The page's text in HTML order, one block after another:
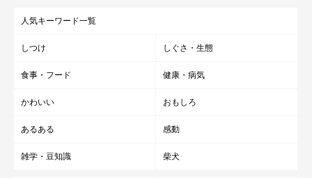
人気キーワード一覧
しつけ しぐさ・生態
食事・フード 健康・病気
かわいい おもしろ
あるある 感動
雑学・豆知識 柴犬